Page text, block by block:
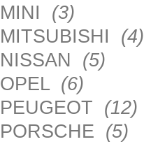
MINI (3)
MITSUBISHI (4)
NISSAN (5)
OPEL (6)
PEUGEOT (12)
PORSCHE (5)